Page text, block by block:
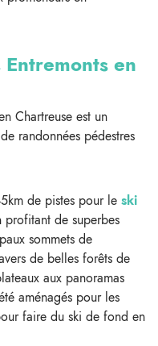
en
Chartreuse est un
randonnées pédestres
de pistes pour le ski
profitant de superbes
sommets de
de belles forêts de
aux panoramas
aménagés pour les
faire du ski de fond en